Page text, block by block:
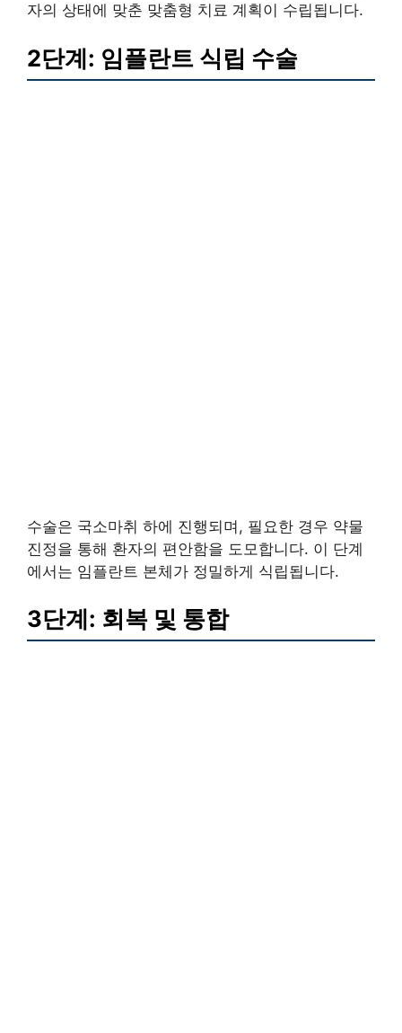
자의 상태에 맞춘 맞춤형 치료 계획이 수립됩니다.
2단계: 임플란트 식립 수술
수술은 국소마취 하에 진행되며, 필요한 경우 약물
진정을 통해 환자의 편안함을 도모합니다. 이 단계
에서는 임플란트 본체가 정밀하게 식립됩니다.
3단계: 회복 및 통합